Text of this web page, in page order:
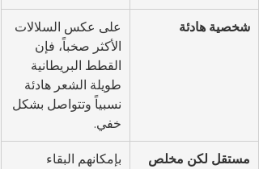
شخصية هادئة
على عكس السلالات
الأكثر صخباً، فإن
القطط البريطانية
طويلة الشعر هادئة
نسبياً وتتواصل بشكل
خفي.
مستقل لكن مخلص
بإمكانهم البقاء